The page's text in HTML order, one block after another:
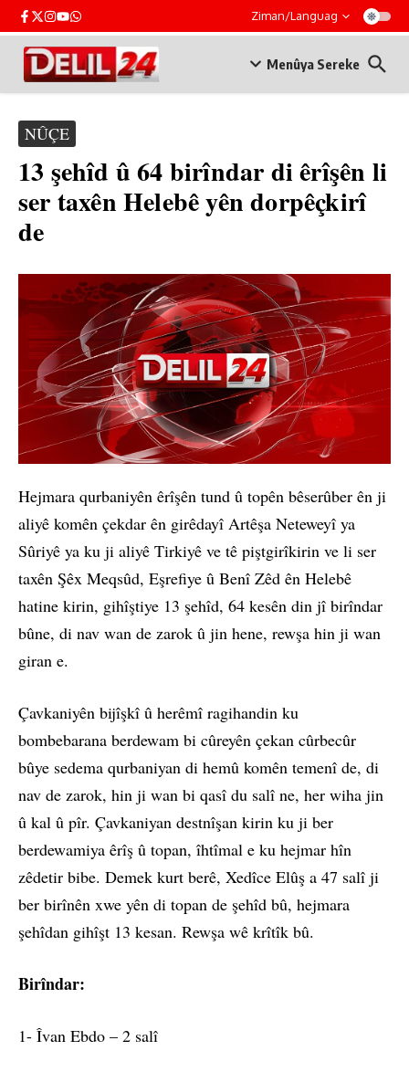
Skip to content Ziman/Languag
Menûya Sereke
NÛÇE
13 şehîd û 64 birîndar di êrîşên li
ser taxên Helebê yên dorpêçkirî
de
Hejmara qurbaniyên êrîşên tund û topên bêserûber ên ji
aliyê komên çekdar ên girêdayî Artêşa Neteweyî ya
Sûriyê ya ku ji aliyê Tirkiyê ve tê piştgirîkirin ve li ser
taxên Şêx Meqsûd, Eşrefiye û Benî Zêd ên Helebê
hatine kirin, gihîştiye 13 şehîd, 64 kesên din jî birîndar
bûne, di nav wan de zarok û jin hene, rewşa hin ji wan
giran e.
Çavkaniyên bijîşkî û herêmî ragihandin ku
bombebarana berdewam bi cûreyên çekan cûrbecûr
bûye sedema qurbaniyan di hemû komên temenî de, di
nav de zarok, hin ji wan bi qasî du salî ne, her wiha jin
û kal û pîr. Çavkaniyan destnîşan kirin ku ji ber
berdewamiya êrîş û topan, îhtîmal e ku hejmar hîn
zêdetir bibe. Demek kurt berê, Xedîce Elûş a 47 salî ji
ber birînên xwe yên di topan de şehîd bû, hejmara
şehîdan gihîşt 13 kesan. Rewşa wê krîtîk bû.
Birîndar:
1- Îvan Ebdo – 2 salî